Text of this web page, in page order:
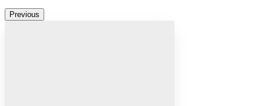
Previous